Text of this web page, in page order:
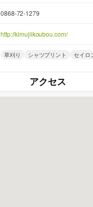
0868-72-1279
http://kimujiikoubou.com/
草刈り シャツプリント セイロ
アクセス